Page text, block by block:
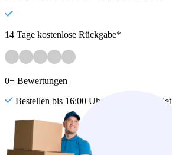
14 Tage kostenlose Rückgabe*
0+ Bewertungen
Bestellen bis 16:00 Uhr = heute versendet